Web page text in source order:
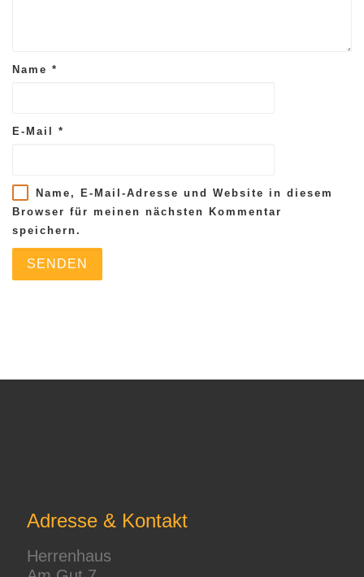
Name *
E-Mail *
Name, E-Mail-Adresse und Website in diesem
Browser für meinen nächsten Kommentar
speichern.
Adresse & Kontakt
Herrenhaus